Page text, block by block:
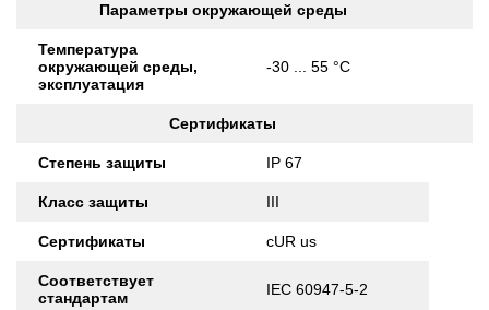
Параметры окружающей среды
Температура
окружающей среды,
эксплуатация
-30 ... 55 °C
Сертификаты
Степень защиты IP 67
Класс защиты III
Сертификаты cUR us
Соответствует
стандартам
IEC 60947-5-2